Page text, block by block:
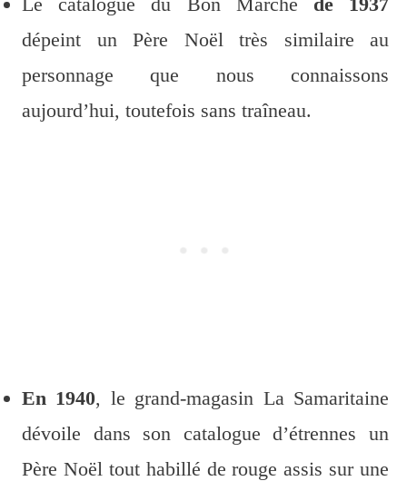
dépeint un Père Noël très similaire au
personnage que nous connaissons
aujourd’hui, toutefois sans traîneau.
En 1940, le grand-magasin La Samaritaine
dévoile dans son catalogue d’étrennes un
Père Noël tout habillé de rouge assis sur une